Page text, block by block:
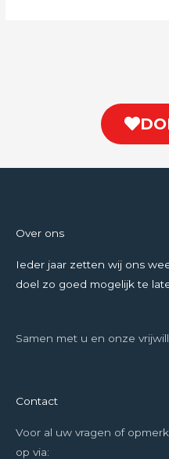
Over ons
Ieder jaar zetten wij ons
doel zo goed mogelijk te
Samen met u en onze
Contact
Voor al uw vragen of
op via: